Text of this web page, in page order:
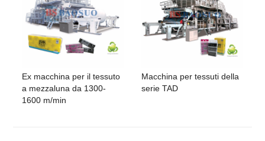
Ex macchina per il tessuto
a mezzaluna da 1300-
1600 m/min
Macchina per tessuti della
serie TAD